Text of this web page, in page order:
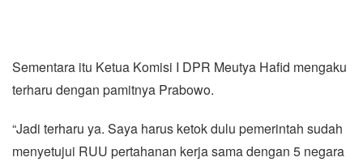
Sementara itu Ketua Komisi I DPR Meutya Hafid mengaku
terharu dengan pamitnya Prabowo.
“Jadi terharu ya. Saya harus ketok dulu pemerintah sudah
menyetujui RUU pertahanan kerja sama dengan 5 negara